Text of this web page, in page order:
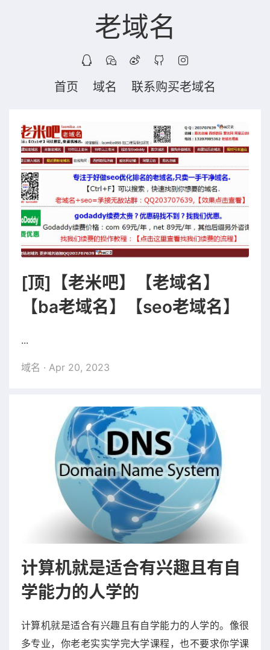
老域名
首页 域名 联系购买老域名
[顶]【老米吧】【老域名】
【ba老域名】【seo老域名】
...
域名 · Apr 20, 2023
计算机就是适合有兴趣且有自
学能力的人学的
计算机就是适合有兴趣且有自学能力的人学的。像很
多专业，你老老实实学完大学课程，也不要求你学课